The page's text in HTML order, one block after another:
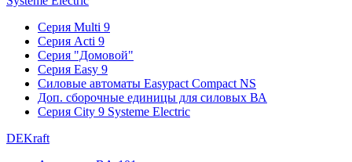
Серия Multi 9
Серия Acti 9
Серия "Домовой"
Серия Easy 9
Силовые автоматы Easypact Compact NS
Доп. сборочные единицы для силовых ВА
Серия City 9 Systeme Electric
DEKraft